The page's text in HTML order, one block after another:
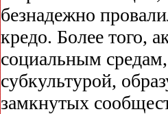
безнадежно
кредо. Более того,
социальным
субкультурой,
замкнутых